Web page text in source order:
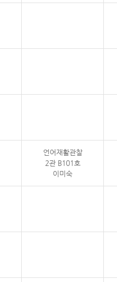
언어재활관찰
2관 B101호
이미숙